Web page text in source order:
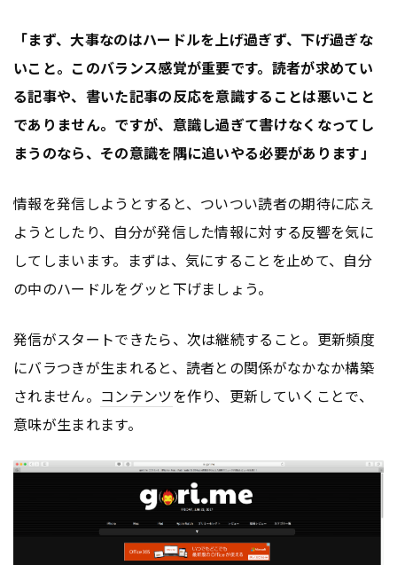
「まず、大事なのはハードルを上げ過ぎず、下げ過ぎな
いこと。このバランス感覚が重要です。読者が求めてい
る記事や、書いた記事の反応を意識することは悪いこと
でありません。ですが、意識し過ぎて書けなくなってし
まうのなら、その意識を隅に追いやる必要があります」
情報を発信しようとすると、ついつい読者の期待に応え
ようとしたり、自分が発信した情報に対する反響を気に
してしまいます。まずは、気にすることを止めて、自分
の中のハードルをグッと下げましょう。
発信がスタートできたら、次は継続すること。更新頻度
にバラつきが生まれると、読者との関係がなかなか構築
されません。 コンテンツを作り、更新していくことで、
意味が生まれます。